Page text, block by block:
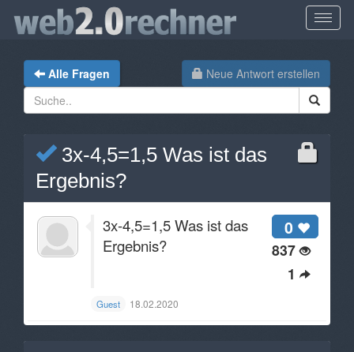
Neue Antwort erstellen
Alle Fragen
3x-4,5=1,5 Was ist das
Ergebnis?
0
837
1
3x-4,5=1,5 Was ist das
Ergebnis?
Guest 18.02.2020